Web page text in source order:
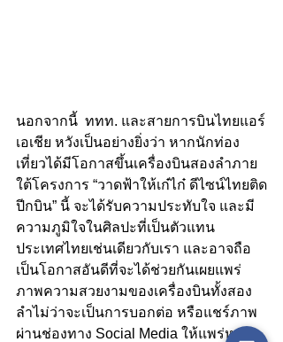
นอกจากนี้  ททท. และสายการบินไทยแอร์
เอเชีย หวังเป็นอย่างยิ่งว่า หากนักท่อง
เที่ยวได้มีโอกาสขึ้นเครื่องบินสองลำภาย
ใต้โครงการ “วาดฟ้าให้เก๋ไก๋ ดีไซน์ไทยติด
ปีกบิน” นี้ จะได้รับความประทับใจ และมี
ความภูมิใจในศิลปะที่เป็นตัวแทน
ประเทศไทยเช่นเดียวกับเรา และอาจถือ
เป็นโอกาสอันดีที่จะได้ช่วยกันเผยแพร่
ภาพความสวยงามของเครื่องบินทั้งสอง
ลำไม่ว่าจะเป็นการบอกต่อ หรือแชร์ภาพ
ผ่านช่องทาง Social Media ให้แพร่หลาย